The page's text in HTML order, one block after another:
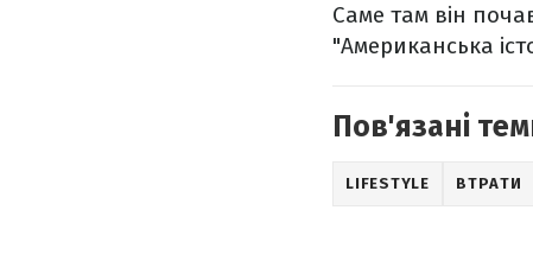
Саме там він
"Американська
Пов'язані
LIFESTYLE ВТРАТИ